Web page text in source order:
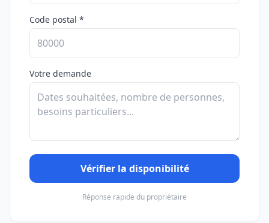
Code postal *
Votre demande
Vérifier la disponibilité
Réponse rapide du propriétaire